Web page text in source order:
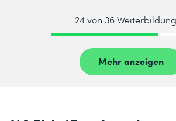
24 von 36
Mehr anzeigen